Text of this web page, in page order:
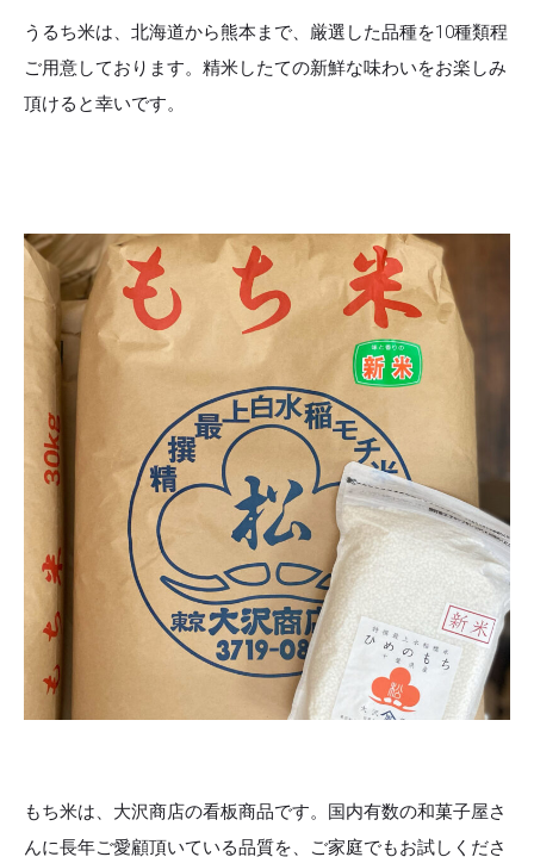
うるち米は、北海道から熊本まで、厳選した品種を10種類程
ご用意しております。精米したての新鮮な味わいをお楽しみ
頂けると幸いです。
もち米は、 大沢商店の看板商品です。 国内有数の和菓子屋さ
んに長年ご愛顧頂いている品質を、ご家庭でもお試しくださ